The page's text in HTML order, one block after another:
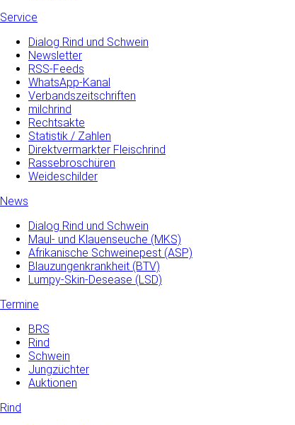
Service
Dialog Rind und Schwein
Newsletter
RSS-Feeds
WhatsApp-Kanal
Verbandszeitschriften
milchrind
Rechtsakte
Statistik / Zahlen
Direktvermarkter Fleischrind
Rassebroschüren
Weideschilder
News
Dialog Rind und Schwein
Maul- und­ Klauenseuche­ (MKS)
Afrikanische Schweinepest (ASP)
Blauzungenkrankheit (BTV)
Lumpy-Skin-Desease (LSD)
Termine
BRS
Rind
Schwein
Jungzüchter
Auktionen
Rind